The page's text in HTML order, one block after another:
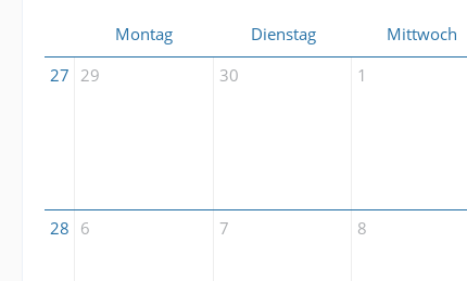
Montag Dienstag Mittwoch
27 29 30 1
28 6 7 8